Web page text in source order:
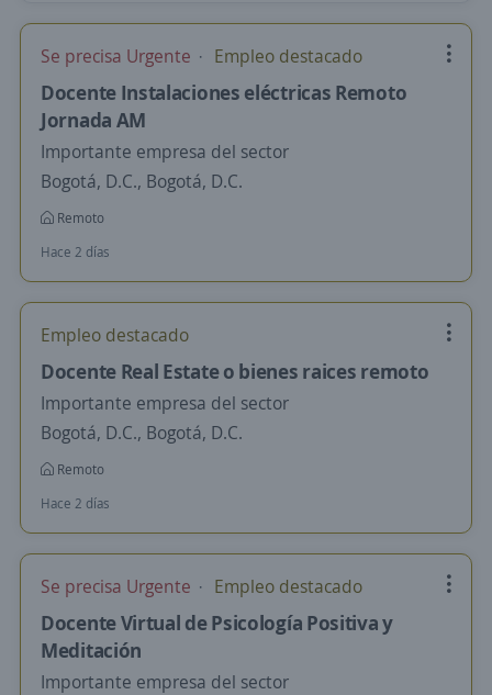
Se precisa Urgente Empleo destacado
Docente Instalaciones eléctricas Remoto
Jornada AM
Importante empresa del sector
Bogotá, D.C., Bogotá, D.C.
Remoto
Hace 2 días
Empleo destacado
Docente Real Estate o bienes raices remoto
Importante empresa del sector
Bogotá, D.C., Bogotá, D.C.
Remoto
Hace 2 días
Se precisa Urgente Empleo destacado
Docente Virtual de Psicología Positiva y
Meditación
Importante empresa del sector